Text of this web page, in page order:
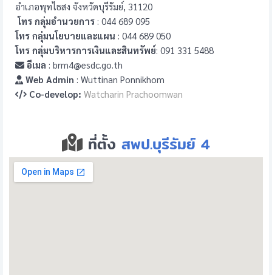
อำเภอพุทไธสง จังหวัดบุรีรัมย์, 31120
โทร กลุ่มอำนวยการ : 044 689 095
โทร กลุ่มนโยบายและแผน : 044 689 050
โทร กลุ่มบริหารการเงินและสินทรัพย์: 091 331 5488
อีเมล : brm4@esdc.go.th
Web Admin : Wuttinan Ponnikhom
Co-develop: Watcharin Prachoomwan
ที่ตั้ง สพป.บุรีรัมย์ 4